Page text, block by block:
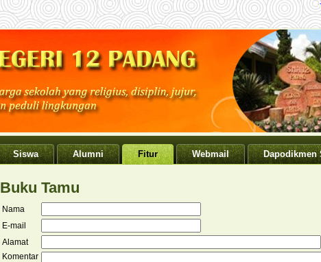
Siswa Alumni Fitur Webmail Dapodikmen
Buku Tamu
Nama
E-mail
Alamat
Komentar